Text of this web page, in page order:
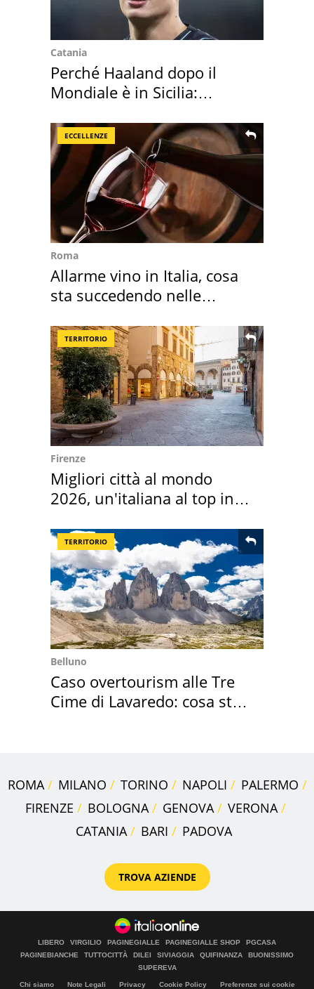
Catania
Perché Haaland dopo il
Mondiale è in Sicilia:
ECCELLENZE
Roma
Allarme vino in Italia, cosa
sta succedendo nelle
TERRITORIO
Firenze
Migliori città al mondo
2026, un'italiana al top in
TERRITORIO
Belluno
Caso overtourism alle Tre
Cime di Lavaredo: cosa sta
ROMA MILANO TORINO NAPOLI
PALERMO
FIRENZE
BOLOGNA GENOVA
VERONA
CATANIA
BARI PADOVA
TROVA AZIENDE
LIBERO VIRGILIO PAGINEGIALLE PAGINEGIALLE SHOP
PGCASA
PAGINEBIANCHE
TUTTOCITTÀ DILEI SIVIAGGIA QUIFINANZA
BUONISSIMO
SUPEREVA
Chi siamo Note Legali Privacy Cookie Policy
Preferenze sui cookie